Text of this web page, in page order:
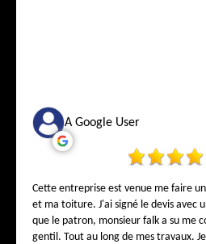
A Google User
Cette entreprise est venue me faire
et ma toiture. J'ai signé le devis avec
que le patron, monsieur falk a su me
gentil. Tout au long de mes travaux.